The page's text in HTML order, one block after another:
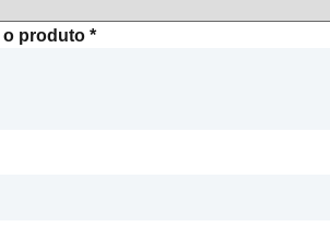
o produto *